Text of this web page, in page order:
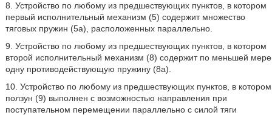
8. Устройство по любому из предшествующих пунктов, в котором
первый исполнительный механизм (5) содержит множество
тяговых пружин (5а), расположенных параллельно.
9. Устройство по любому из предшествующих пунктов, в котором
второй исполнительный механизм (8) содержит по меньшей мере
одну противодействующую пружину (8а).
10. Устройство по любому из предшествующих пунктов, в котором
ползун (9) выполнен с возможностью направления при
поступательном перемещении параллельно с силой тяги